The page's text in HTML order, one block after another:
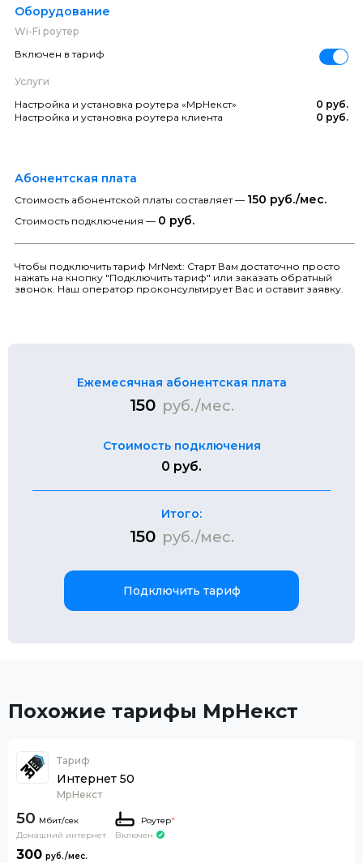
Оборудование
Wi-Fi роутер
Включен в тариф
Услуги
Настройка и установка роутера «МрНекст»
0 руб.
Настройка и установка роутера клиента
0 руб.
Абонентская плата
Стоимость абонентской платы составляет — 150 руб./мес.
Стоимость подключения — 0 руб.
Чтобы подключить тариф MrNext: Старт Вам достаточно просто
нажать на кнопку "Подключить тариф" или заказать обратный
звонок. Наш оператор проконсультирует Вас и оставит заявку.
Ежемесячная абонентская плата
150 руб./мес.
Стоимость подключения
0 руб.
Итого:
150 руб./мес.
Подключить тариф
Похожие тарифы МрНекст
Тариф
Интернет 50
МрНекст
50
Домашний интернет
Роутер*
Включен
300